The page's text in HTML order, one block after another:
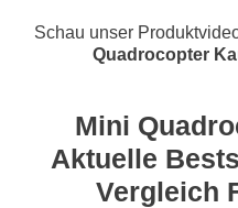
Schau unser
Quadrocopter
Mini
Aktuelle
Vergleich